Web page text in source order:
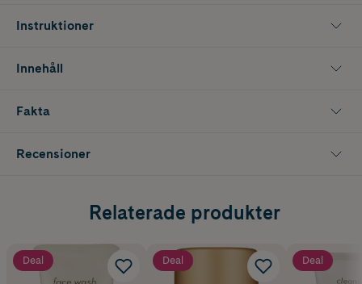
Instruktioner
Innehåll
Fakta
Recensioner
Relaterade produkter
Deal Deal Deal